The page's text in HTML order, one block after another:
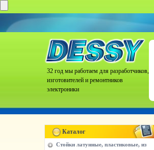
32 год мы работаем для разработчиков,
изготовителей и ремонтников
электроники
Каталог
Стойки латунные, пластиковые, из